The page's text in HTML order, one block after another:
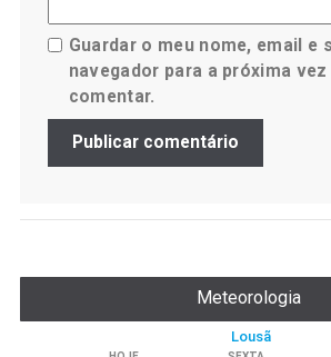
Guardar o meu nome, email e
navegador para a próxima vez
comentar.
Meteorologia